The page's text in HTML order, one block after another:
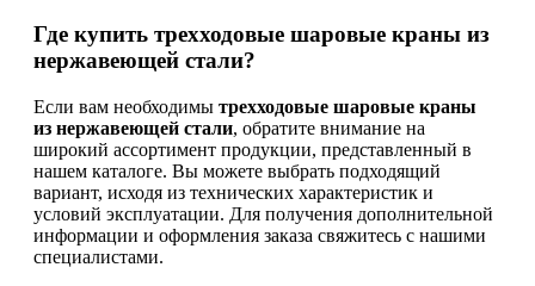
Где купить трехходовые шаровые краны из
нержавеющей стали?
Если вам необходимы трехходовые шаровые краны
из нержавеющей стали, обратите внимание на
широкий ассортимент продукции, представленный в
нашем каталоге. Вы можете выбрать подходящий
вариант, исходя из технических характеристик и
условий эксплуатации. Для получения дополнительной
информации и оформления заказа свяжитесь с нашими
специалистами.